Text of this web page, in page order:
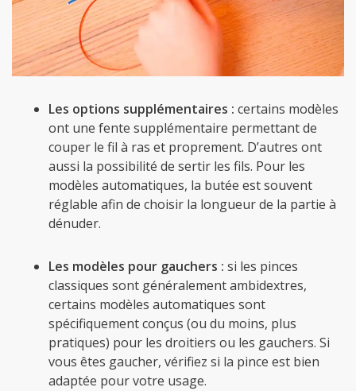
Les options supplémentaires : certains modèles
ont une fente supplémentaire permettant de
couper le fil à ras et proprement. D’autres ont
aussi la possibilité de sertir les fils. Pour les
modèles automatiques, la butée est souvent
réglable afin de choisir la longueur de la partie à
dénuder.
Les modèles pour gauchers : si les pinces
classiques sont généralement ambidextres,
certains modèles automatiques sont
spécifiquement conçus (ou du moins, plus
pratiques) pour les droitiers ou les gauchers. Si
vous êtes gaucher, vérifiez si la pince est bien
adaptée pour votre usage.